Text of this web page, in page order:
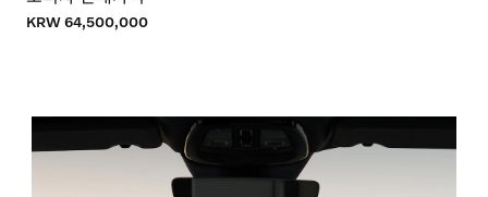
KRW 64,500,000